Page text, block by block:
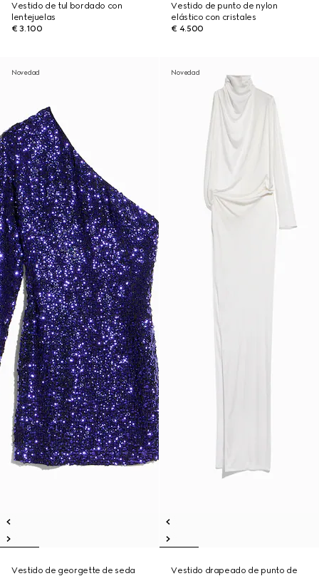
Vestido de tul bordado con
lentejuelas
€ 3.100
Vestido de punto de nylon
elástico con cristales
€ 4.500
Novedad
Vestido de georgette de seda
Novedad
Vestido drapeado de punto de